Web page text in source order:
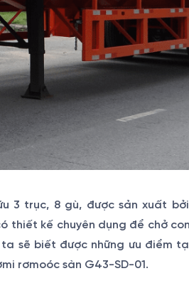
3 trục, 8 gù, được sản xuất
thiết kế chuyên dụng để chở
sẽ biết được những ưu điểm
rơmoóc sàn G43-SD-01.